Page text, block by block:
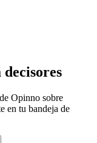
Opinno sobre
en tu bandeja de